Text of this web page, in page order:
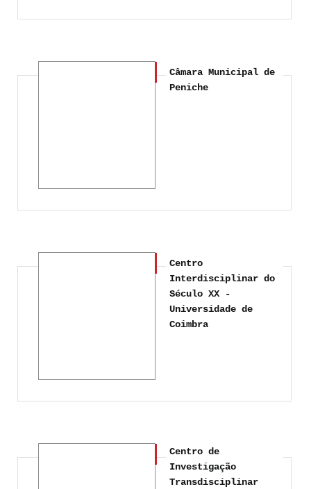
Câmara Municipal de
Peniche
Centro
Interdisciplinar do
Século XX -
Universidade de
Coimbra
Centro de
Investigação
Transdisciplinar